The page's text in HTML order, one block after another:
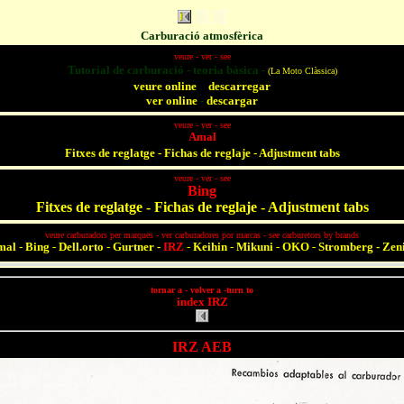
Carburació atmosfèrica
veure - ver - see
Tutorial de carburació - teoria bàsica -(La Moto Clàssica)
veure online
descarregar
ver online - descargar
veure - ver - see
Amal
Fitxes de reglatge - Fichas de reglaje - Adjustment tabs
veure - ver - see
Bing
Fitxes de reglatge - Fichas de reglaje - Adjustment tabs
veure carburadors per marques - ver carburadores por marcas - see carburetors by brands
- Bing - Dell.orto - Gurtner - IRZ - Keihin - Mikuni - OKO - Stromberg -
tornar a - volver a -turn to
index IRZ
IRZ AEB